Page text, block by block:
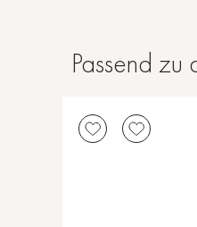
Passend zu